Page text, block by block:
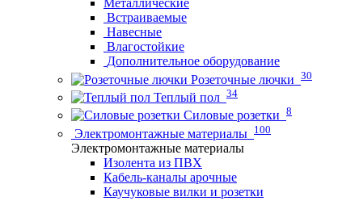
Металлические
Встраиваемые
Навесные
Влагостойкие
Дополнительное оборудование
Розеточные лючки 30
Теплый пол 34
Силовые розетки 8
Электромонтажные материалы 100
Электромонтажные материалы
Изолента из ПВХ
Кабель-каналы арочные
Каучуковые вилки и розетки